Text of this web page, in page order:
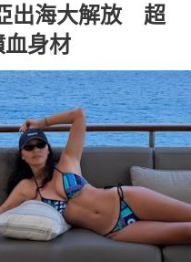
出海大解放 超
身材